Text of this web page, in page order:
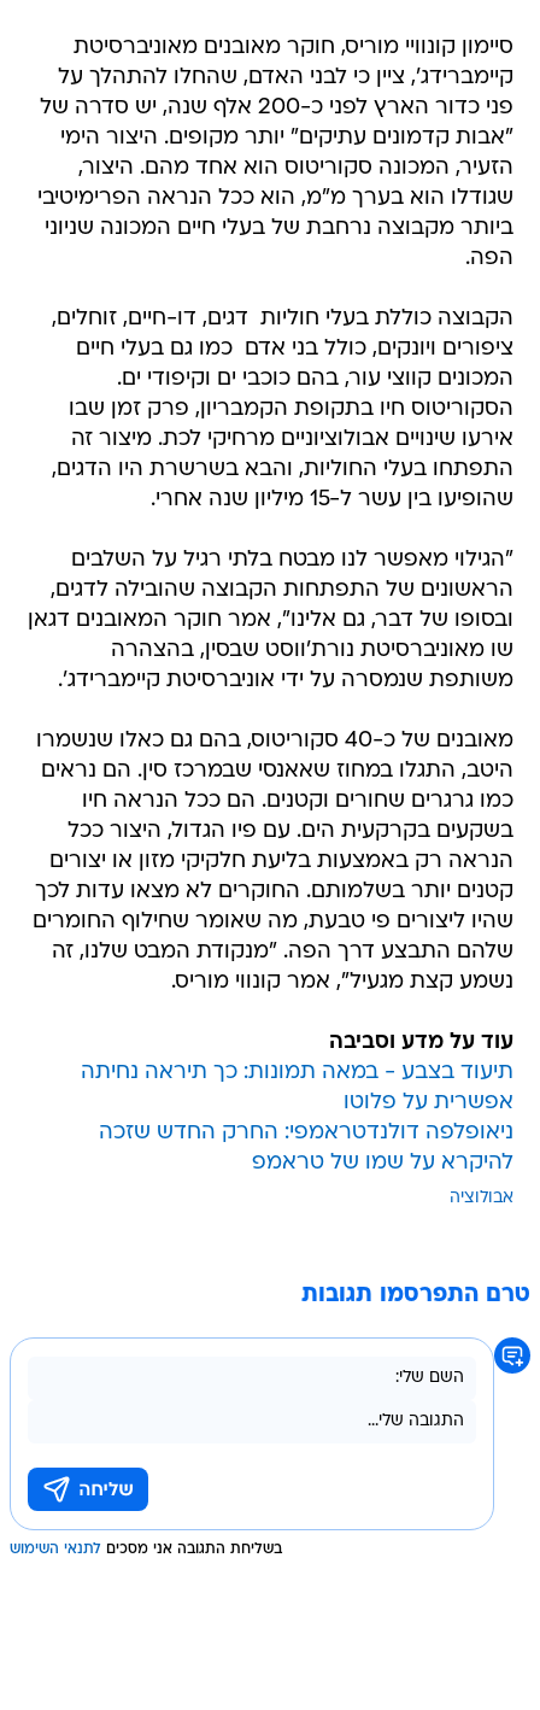
סיימון קונוויי מוריס, חוקר מאובנים מאוניברסיטת
קיימברידג', ציין כי לבני האדם, שהחלו להתהלך על
פני כדור הארץ לפני כ-200 אלף שנה, יש סדרה של
"אבות קדמונים עתיקים" יותר מקופים. היצור הימי
הזעיר, המכונה סקוריטוס הוא אחד מהם. היצור,
שגודלו הוא בערך מ"מ, הוא ככל הנראה הפרימיטיבי
ביותר מקבוצה נרחבת של בעלי חיים המכונה שניוני
הפה.
הקבוצה כוללת בעלי חוליות  דגים, דו-חיים, זוחלים,
ציפורים ויונקים, כולל בני אדם  כמו גם בעלי חיים
המכונים קווצי עור, בהם כוכבי ים וקיפודי ים.
הסקוריטוס חיו בתקופת הקמבריון, פרק זמן שבו
אירעו שינויים אבולוציוניים מרחיקי לכת. מיצור זה
התפתחו בעלי החוליות, והבא בשרשרת היו הדגים,
שהופיעו בין עשר ל-15 מיליון שנה אחרי.
"הגילוי מאפשר לנו מבטח בלתי רגיל על השלבים
הראשונים של התפתחות הקבוצה שהובילה לדגים,
ובסופו של דבר, גם אלינו", אמר חוקר המאובנים דגאן
שו מאוניברסיטת נורת'ווסט שבסין, בהצהרה
משותפת שנמסרה על ידי אוניברסיטת קיימברידג'.
מאובנים של כ-40 סקוריטוס, בהם גם כאלו שנשמרו
היטב, התגלו במחוז שאאנסי שבמרכז סין. הם נראים
כמו גרגרים שחורים וקטנים. הם ככל הנראה חיו
בשקעים בקרקעית הים. עם פיו הגדול, היצור ככל
הנראה רק באמצעות בליעת חלקיקי מזון או יצורים
קטנים יותר בשלמותם. החוקרים לא מצאו עדות לכך
שהיו ליצורים פי טבעת, מה שאומר שחילוף החומרים
שלהם התבצע דרך הפה. "מנקודת המבט שלנו, זה
נשמע קצת מגעיל", אמר קונווי מוריס.
עוד על מדע וסביבה
תיעוד בצבע - במאה תמונות: כך תיראה נחיתה
אפשרית על פלוטו
ניאופלפה דולנדטראמפי: החרק החדש שזכה
להיקרא על שמו של טראמפ
אבולוציה
טרם התפרסמו תגובות
בשליחת התגובה אני מסכים לתנאי השימוש